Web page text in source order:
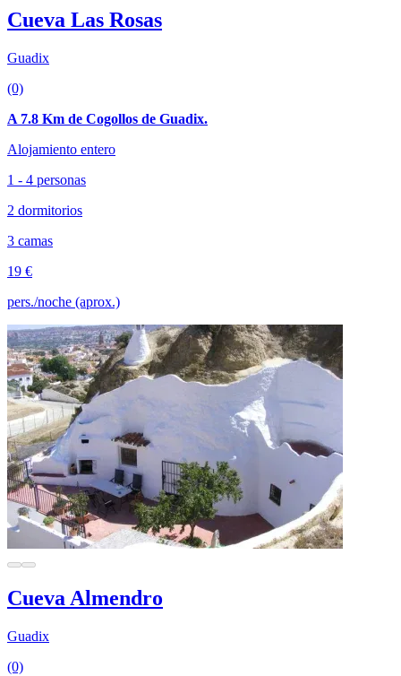
Cueva Las Rosas
Guadix
(0)
A 7.8 Km de Cogollos de Guadix.
Alojamiento entero
1 - 4 personas
2 dormitorios
3 camas
19 €
pers./noche (aprox.)
Cueva Almendro
Guadix
(0)